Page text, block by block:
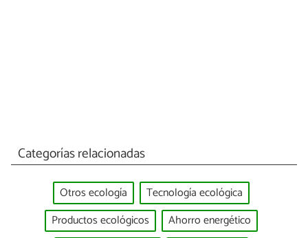
Categorías relacionadas
Otros ecología
Tecnología ecológica
Productos ecológicos
Ahorro energético